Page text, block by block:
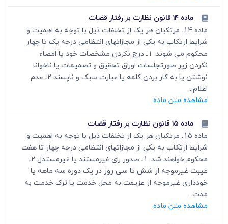
ماده ۱۴ قانون نظارت بر رفتار قضات
ماده 14ـ مرتکبان هر یک از تخلفات ذیل با توجه به اهمیت و
شرایط ارتکاب به یکی از مجازاتهای انتظامی درجه یک تا چهار
محکوم می شوند: 1ـ درج نکردن مشخصات خود یا امضاء
نکردن زیر صورتجلسات اوراق تحقیق و تصمیمات یا ناخوانا
نوشتن یا به کار بردن کلمه یا عبارت سبک و ناپسند 2ـ عدم
اعلام...
مشاهده متن ماده
ماده ۱۵ قانون نظارت بر رفتار قضات
ماده 15ـ مرتکبان هر یک از تخلفات ذیل با توجه به اهمیت و
شرایط ارتکاب به یکی از مجازاتهای انتظامی درجه چهار تا هفت
محکوم خواهند شد: 1ـ صدور رای غیرمستند یا غیرمستدل 2ـ
غیبت غیرموجه از شش تا سی روز در یک دوره سه ماهه یا
خودداری غیرموجه از عزیمت به محل خدمت یا ترک خدمت به
مدت...
مشاهده متن ماده